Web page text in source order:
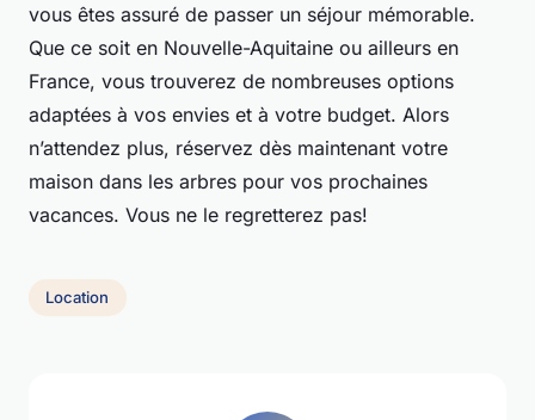
vous êtes assuré de passer un séjour mémorable.
Que ce soit en Nouvelle-Aquitaine ou ailleurs en
France, vous trouverez de nombreuses options
adaptées à vos envies et à votre budget. Alors
n’attendez plus, réservez dès maintenant votre
maison dans les arbres pour vos prochaines
vacances. Vous ne le regretterez pas!
Location